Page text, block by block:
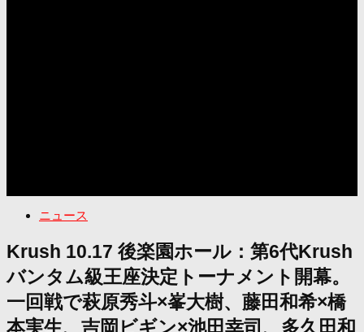
ニュース
Krush 10.17 後楽園ホール：第6代Krush
バンタム級王座決定トーナメント開幕。
一回戦で萩原秀斗×峯大樹、藤田和希×橋
本実生、吉岡ビギン×池田幸司、多久田和